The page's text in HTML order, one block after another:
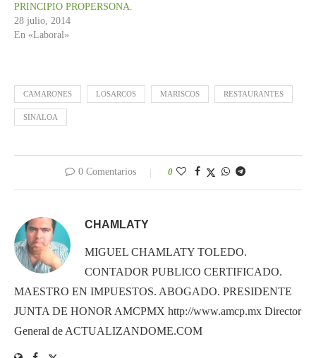
PRINCIPIO PROPERSONA.
28 julio, 2014
En «Laboral»
CAMARONES LOSARCOS MARISCOS RESTAURANTES
SINALOA
0 Comentarios 0
CHAMLATY
MIGUEL CHAMLATY TOLEDO.
CONTADOR PUBLICO CERTIFICADO.
MAESTRO EN IMPUESTOS. ABOGADO. PRESIDENTE
JUNTA DE HONOR AMCPMX http://www.amcp.mx Director
General de ACTUALIZANDOME.COM